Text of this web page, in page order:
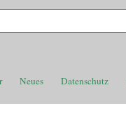
Neues Datenschutz